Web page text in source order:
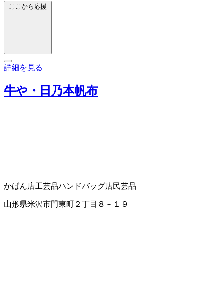
ここから応援
詳細を見る
牛や・日乃本帆布
かばん店工芸品ハンドバッグ店民芸品
山形県米沢市門東町２丁目８－１９